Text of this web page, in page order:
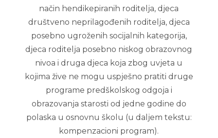
način hendikepiranih roditelja, djeca
društveno neprilagođenih roditelja, djeca
posebno ugroženih socijalnih kategorija,
djeca roditelja posebno niskog obrazovnog
nivoa i druga djeca koja zbog uvjeta u
kojima žive ne mogu uspješno pratiti druge
programe predškolskog odgoja i
obrazovanja starosti od jedne godine do
polaska u osnovnu školu (u daljem tekstu:
kompenzacioni program).